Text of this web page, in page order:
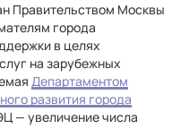
Правительством Москвы
города
в целях
на зарубежных
Департаментом
развития города
— увеличение числа